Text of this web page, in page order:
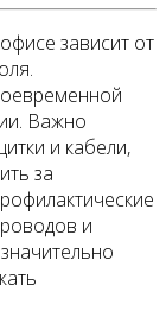
зависит от
Важно
и кабели,
за
и